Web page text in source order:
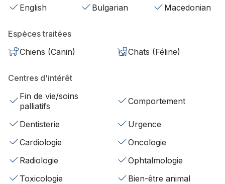
English
Bulgarian Macedonian
Espèces traitées
Chiens (Canin)
Chats (Féline)
Centres d'intérêt
Fin de vie/soins
palliatifs
Comportement
Dentisterie
Urgence
Cardiologie
Oncologie
Radiologie
Ophtalmologie
Toxicologie
Bien-être animal